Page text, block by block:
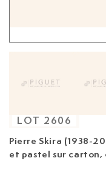
Pierre Skira (1938-
et pastel sur carton,
LOT 2606